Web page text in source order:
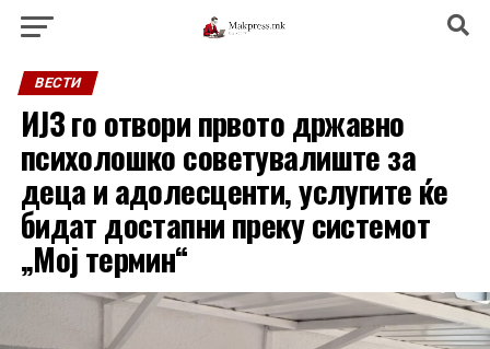
ВЕСТИ
ИЈЗ го отвори првото државно
психолошко советувалиште за
деца и адолесценти, услугите ќе
бидат достапни преку системот
„Мој термин“